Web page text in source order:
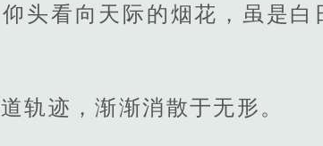
头看向天际的烟花，虽是
轨迹，渐渐消散于无形。